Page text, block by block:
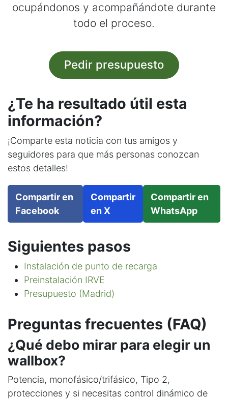
ocupándonos y acompañándote durante
todo el proceso.
Pedir presupuesto
¿Te ha resultado útil esta
información?
¡Comparte esta noticia con tus amigos y
seguidores para que más personas conozcan
estos detalles!
Compartir en
Facebook
Compartir
en X
Compartir en
WhatsApp
Siguientes pasos
Instalación de punto de recarga
Preinstalación IRVE
Presupuesto (Madrid)
Preguntas frecuentes (FAQ)
¿Qué debo mirar para elegir un
wallbox?
Potencia, monofásico/trifásico, Tipo 2,
protecciones y si necesitas control dinámico de